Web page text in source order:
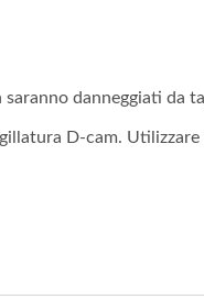
danneggiati da
D-cam.